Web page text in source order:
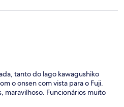
tanto do lago kawagushiko
o onsen com vista para o Fuji.
maravilhoso. Funcionários muito